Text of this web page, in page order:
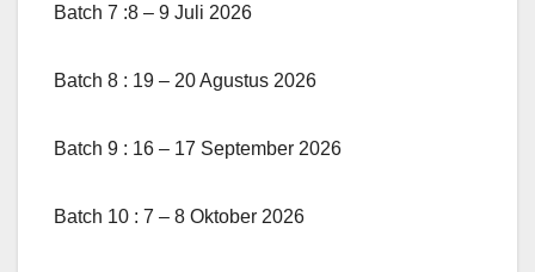
Batch 7 :8 – 9 Juli 2026
Batch 8 : 19 – 20 Agustus 2026
Batch 9 : 16 – 17 September 2026
Batch 10 : 7 – 8 Oktober 2026